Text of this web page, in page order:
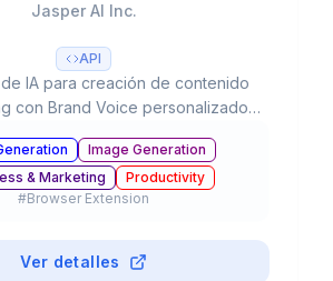
Jasper AI Inc.
API
IA para creación de contenido
con Brand Voice personalizado,
Usado por 20% del Fortune 500.
Image Generation
& Marketing
Productivity
#Browser Extension
Ver detalles